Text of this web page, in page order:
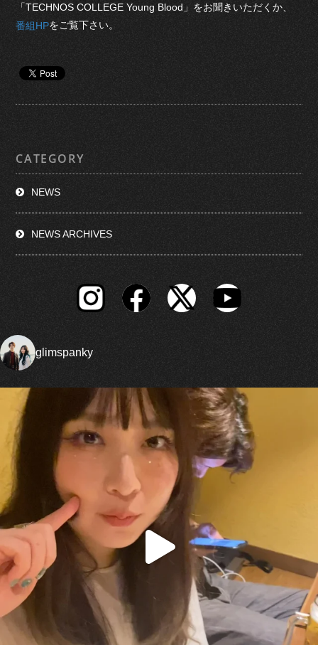
「TECHNOS COLLEGE Young Blood」をお聞きいただくか、
番組HPをご覧下さい。
CATEGORY
NEWS
NEWS ARCHIVES
glimspanky